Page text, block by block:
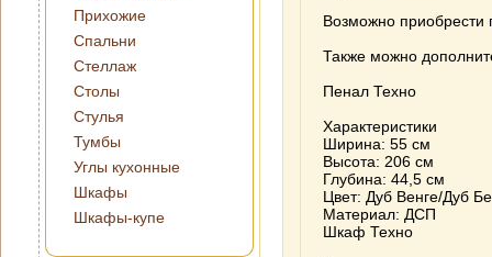
Прихожие
Спальни
Стеллаж
Столы
Стулья
Тумбы
Углы кухонные
Шкафы
Шкафы-купе
Возможно приобрести
Также можно
Пенал Техно
Характеристики
Ширина: 55 см
Высота: 206 см
Глубина: 44,5 см
Цвет: Дуб Венге/Дуб
Материал: ДСП
Шкаф Техно